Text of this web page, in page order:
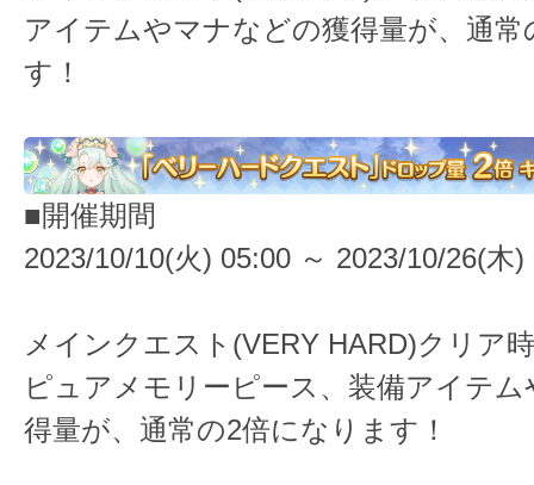
アイテムやマナなどの獲得量が、通
す！
■開催期間
2023/10/10(火) 05:00 ～ 2023/10/26(木)
メインクエスト(VERY HARD)クリア
ピュアメモリーピース、装備アイテ
得量が、通常の2倍になります！